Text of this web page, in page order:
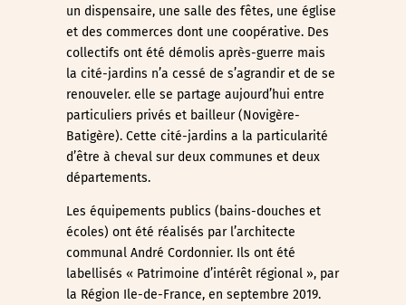
un dispensaire, une salle des fêtes, une église
et des commerces dont une coopérative. Des
collectifs ont été démolis après-guerre mais
la cité-jardins n’a cessé de s’agrandir et de se
renouveler. elle se partage aujourd’hui entre
particuliers privés et bailleur (Novigère-
Batigère). Cette cité-jardins a la particularité
d’être à cheval sur deux communes et deux
départements.
Les équipements publics (bains-douches et
écoles) ont été réalisés par l’architecte
communal André Cordonnier. Ils ont été
labellisés « Patrimoine d’intérêt régional », par
la Région Ile-de-France, en septembre 2019.